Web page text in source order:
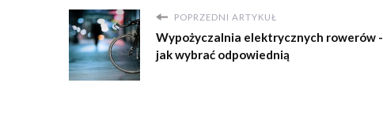
POPRZEDNI ARTYKUŁ
Wypożyczalnia elektrycznych rowerów -
jak wybrać odpowiednią